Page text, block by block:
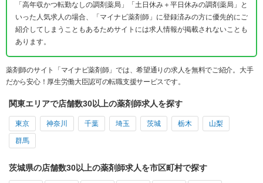
「高年収かつ転勤なしの調剤薬局」「土日休み＋平日休みの調剤薬局」と
いった人気求人の場合、「マイナビ薬剤師」に登録済みの方に優先的にご
紹介してしまうこともあるためサイトには求人情報が掲載されないことも
あります。
薬剤師のサイト「マイナビ薬剤師」では、希望通りの求人を無料でご紹介。大手
だから安心！厚生労働大臣認可の転職支援サービスです。
関東エリアで店舗数30以上の薬剤師求人を探す
東京 神奈川 千葉 埼玉 茨城 栃木 山梨
群馬
茨城県の店舗数30以上の薬剤師求人を市区町村で探す